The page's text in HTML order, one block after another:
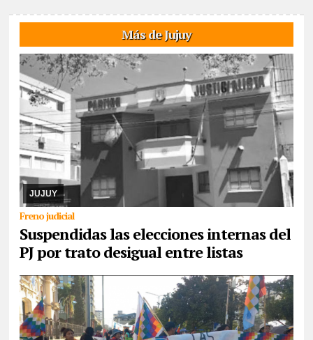
Más de Jujuy
JUJUY
Freno judicial
Suspendidas las elecciones internas del
PJ por trato desigual entre listas
08/08/2026 El cronograma electoral suspendido, el juez Hansen
resolvió la apelación de la lista Celeste y Blanca, argumenta trató
desigual. Ya corrió traslado a ...